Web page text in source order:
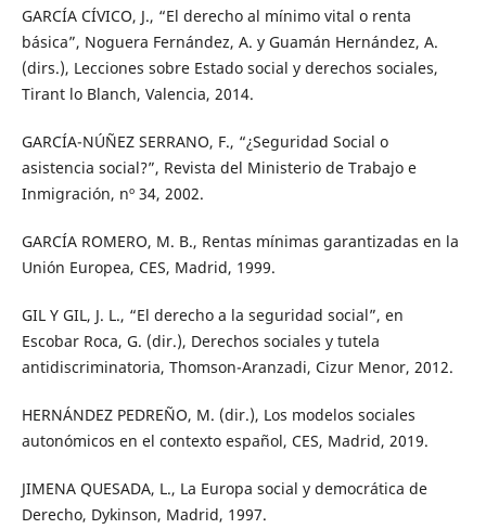
GARCÍA CÍVICO, J., “El derecho al mínimo vital o renta
básica”, Noguera Fernández, A. y Guamán Hernández, A.
(dirs.), Lecciones sobre Estado social y derechos sociales,
Tirant lo Blanch, Valencia, 2014.
GARCÍA-NÚÑEZ SERRANO, F., “¿Seguridad Social o
asistencia social?”, Revista del Ministerio de Trabajo e
Inmigración, nº 34, 2002.
GARCÍA ROMERO, M. B., Rentas mínimas garantizadas en la
Unión Europea, CES, Madrid, 1999.
GIL Y GIL, J. L., “El derecho a la seguridad social”, en
Escobar Roca, G. (dir.), Derechos sociales y tutela
antidiscriminatoria, Thomson-Aranzadi, Cizur Menor, 2012.
HERNÁNDEZ PEDREÑO, M. (dir.), Los modelos sociales
autonómicos en el contexto español, CES, Madrid, 2019.
JIMENA QUESADA, L., La Europa social y democrática de
Derecho, Dykinson, Madrid, 1997.